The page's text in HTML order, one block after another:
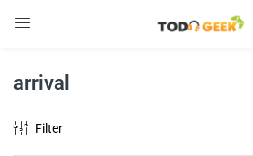
arrival
Filter
Enter your username and password to login.